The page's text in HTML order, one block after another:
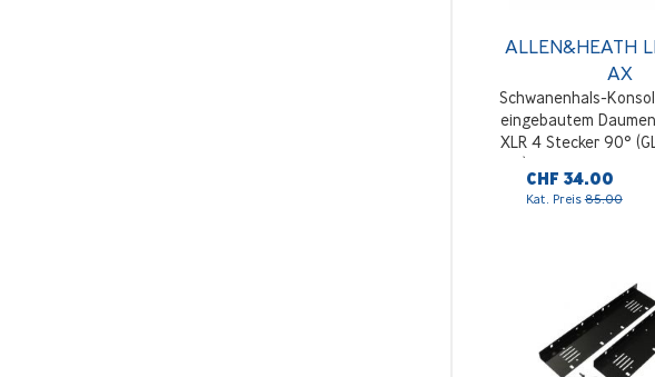
ALLEN&HEATH
AX
Schwanenhals-
eingebautem
XLR 4 Stecker 90°
GLD), Länge 572 mm,
CHF 34.00
Kat. Preis85.00